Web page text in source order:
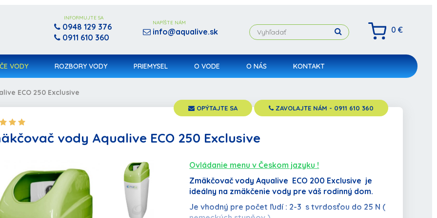
INFORMUJTE SA
0948 129 376
0911 610 360
NAPÍŠTE NÁM
info@aqualive.sk 0 €
VODY ROZBORY VODY PRIEMYSEL O VODE O NÁS KONTAKT
ECO 250 Exclusive
OPÝTAJTE SA ZAVOLAJTE NÁM - 0911 610 360
vody Aqualive ECO 250 Exclusive
Ovládanie menu v Českom jazyku !
Zmäkčovač vody Aqualive ECO 200 Exclusive je
ideálny na zmäkčenie vody pre váš rodinný dom.
Je vhodný pre počet ľudí : 2-3 s tvrdosťou do 25 N (
Produkt bol pridaný do košíka
POKRAČOVAŤ V NAKUPOVANÍ
Objednávka sa spracováva,
počkajte prosím...